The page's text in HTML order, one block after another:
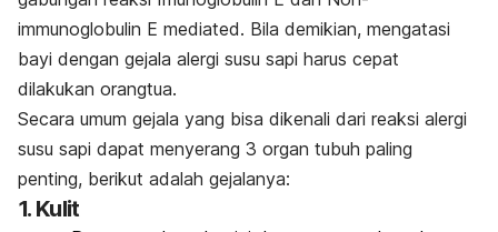
immunoglobulin E mediated. Bila demikian, mengatasi
bayi dengan gejala alergi susu sapi harus cepat
dilakukan orangtua.
Secara umum gejala yang bisa dikenali dari reaksi alergi
susu sapi dapat menyerang 3 organ tubuh paling
penting, berikut adalah gejalanya:
1. Kulit